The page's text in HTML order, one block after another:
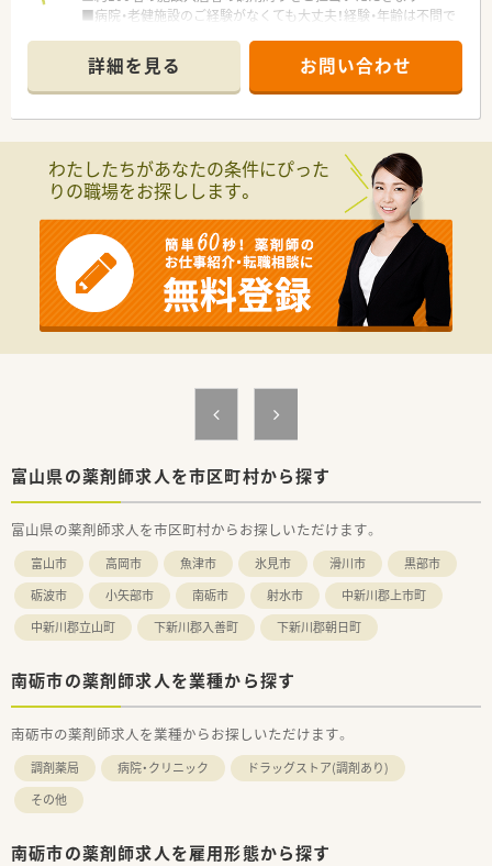
■病院・老健施設のご経験がなくても大丈夫！経験・年齢は不問で
■慣れてきた際はお一人で対応頂く時間もございます。ご自身
のペースで働くことが可能です
＼ オススメポイント ／
■施設配置基準の週16時間を満たせる方を募集しております！
■最大時給5,000円！お気軽にお問い合わせください。
詳細を見る お問い合わせ
わたしたちがあなたの条件にぴった
りの職場をお探しします。
富山県の薬剤師求人を市区町村から探す
富山県の薬剤師求人を市区町村からお探しいただけます。
富山市 高岡市 魚津市 氷見市 滑川市
黒部市
砺波市
小矢部市 南砺市 射水市
中新川郡上市町
中新川郡立山町
下新川郡入善町 下新川郡朝日町
南砺市の薬剤師求人を業種から探す
南砺市の薬剤師求人を業種からお探しいただけます。
調剤薬局 病院・クリニック
ドラッグストア(調剤あり)
その他
南砺市の薬剤師求人を雇用形態から探す